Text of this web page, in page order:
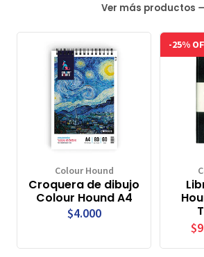
Ver más productos
Colour Hound
Croquera de dibujo
Colour Hound A4
$4.000
-25%